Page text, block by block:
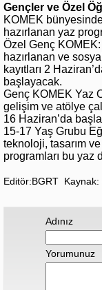
Gençler ve Özel
KOMEK
hazırlanan yaz
Özel Genç
hazırlanan ve
kayıtları 2
başlayacak.
Genç KOMEK Yaz
gelişim ve atölye
16 Haziran’da
15-17 Yaş Grubu
teknoloji, tasarım
programları bu yaz
Editör:BGRT Kaynak:
Adınız
Yorumunuz